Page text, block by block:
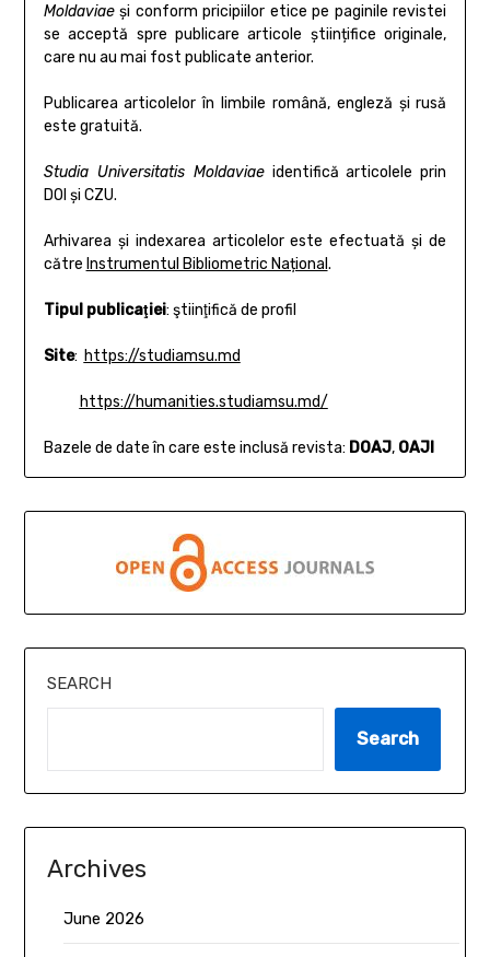
Moldaviaeși conform pricipiilor etice pe paginile revistei
se acceptă spre publicare articole științifice originale,
care nu au mai fost publicate anterior.
Publicarea articolelor în limbile română, engleză și rusă
este gratuită.
Studia Universitatis Moldaviaeidentifică articolele prin
DOI și CZU.
Arhivarea și indexarea articolelor este efectuată și de
către Instrumentul Bibliometric Național .
Tipul publicaţiei: ştiinţifică de profil
Site: https://studiamsu.md
https://humanities.studiamsu.md/
Bazele de date în care este inclusă revista: DOAJ, OAJI
SEARCH
Search
Archives
June 2026